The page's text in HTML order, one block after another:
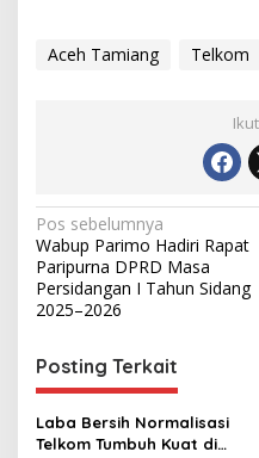
Aceh Tamiang Telkom
N
a
v
g
a
s
Pos sebelumnya
Wabup Parimo Hadiri Rapat
Paripurna DPRD Masa
Persidangan I Tahun Sidang
2025–2026
Posting Terkait
Laba Bersih Normalisasi
Telkom Tumbuh Kuat di